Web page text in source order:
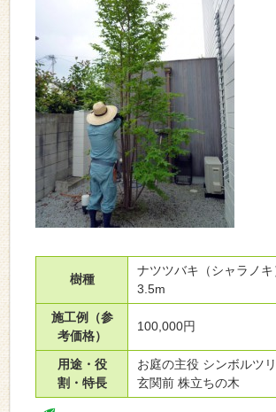
樹種
ナツツバキ（シャラノ
3.5m
施工例（参
考価格）
100,000円
用途・役
割・特長
お庭の主役 シンボルツ
玄関前 株立ちの木